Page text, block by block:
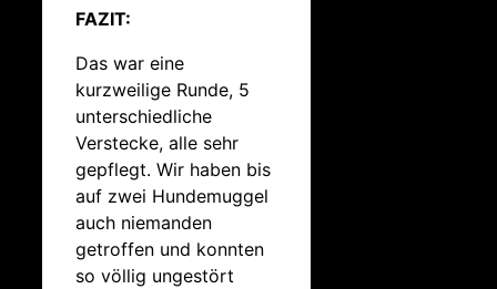
FAZIT:
Das war eine
kurzweilige Runde, 5
unterschiedliche
Verstecke, alle sehr
gepflegt. Wir haben bis
auf zwei Hundemuggel
auch niemanden
getroffen und konnten
so völlig ungestört